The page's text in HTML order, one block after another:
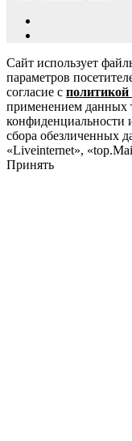
Сайт использует
параметров
согласие с
применением данных
конфиденциальности
сбора обезличенных
«Liveinternet»,
Принять